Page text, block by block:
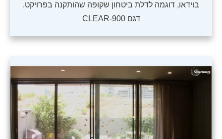
בוידאו, דוגמה לדלת ביטחון שקופה שהותקנה בפרויקט.
דגם CLEAR-900